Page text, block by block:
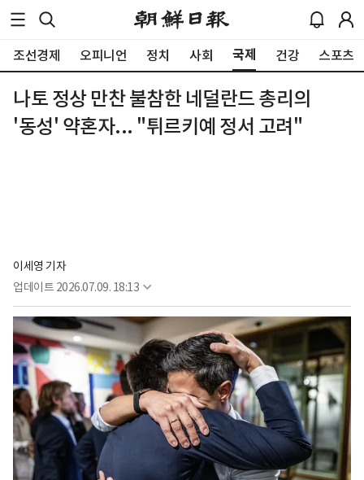
조선경제 오피니언 정치 사회 국제 건강 스포츠
나토 정상 만찬 불참한 네덜란드 총리의
'동성' 약혼자... "튀르키예 정서 고려"
이세영 기자
업데이트 2026.07.09. 18:13